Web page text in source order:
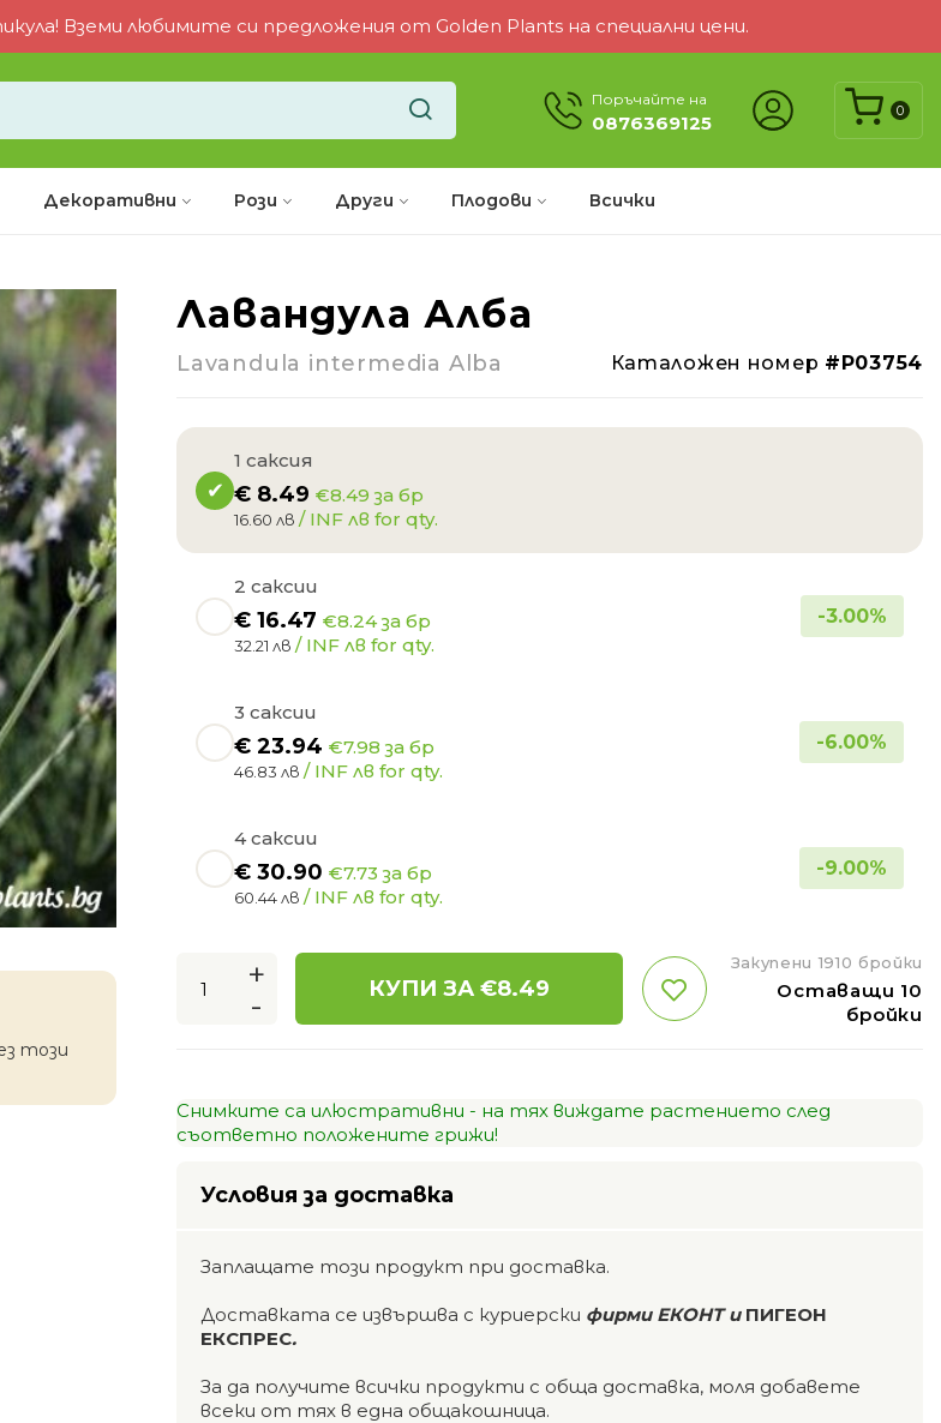
Вземи любимите си предложения от Golden Plants на специални цени.
Поръчайте на
0876369125
0
Декоративни Рози Други Плодови Всички
този
Лавандула Алба
Lavandula intermedia Alba Каталожен номер #P03754
1 саксия
€ 8.49 €8.49 за бр
16.60 лв / INF лв for qty.
2 саксии
€ 16.47 €8.24 за бр
32.21 лв / INF лв for qty.
-3.00%
3 саксии
€ 23.94 €7.98 за бр
46.83 лв / INF лв for qty.
-6.00%
4 саксии
€ 30.90 €7.73 за бр
60.44 лв / INF лв for qty.
-9.00%
+
-
КУПИ ЗА €8.49
Закупени 1910 бройки
Оставащи 10
бройки
Снимките са илюстративни - на тях виждате растението след
съответно положените грижи!
Условия за доставка
Заплащате този продукт при доставка.
Доставката се извършва с куриерски фирми ЕКОНТ и ПИГЕОН
ЕКСПРЕС.
За да получите всички продукти с обща доставка, моля добавете
всеки от тях в една общакошница.